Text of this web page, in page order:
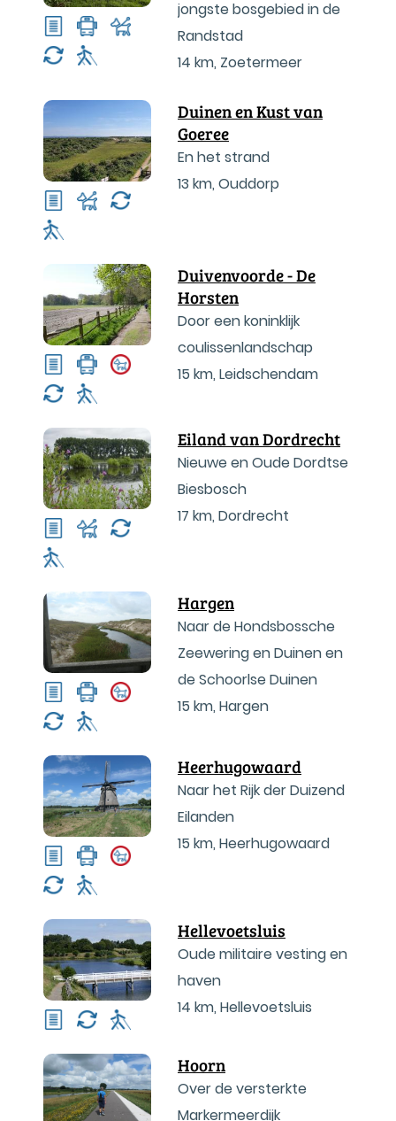
jongste bosgebied in de
Randstad
14 km, Zoetermeer
Duinen en Kust van
Goeree
En het strand
13 km, Ouddorp
Duivenvoorde - De
Horsten
Door een koninklijk
coulissenlandschap
15 km, Leidschendam
Eiland van Dordrecht
Nieuwe en Oude Dordtse
Biesbosch
17 km, Dordrecht
Hargen
Naar de Hondsbossche
Zeewering en Duinen en
de Schoorlse Duinen
15 km, Hargen
Heerhugowaard
Naar het Rijk der Duizend
Eilanden
15 km, Heerhugowaard
Hellevoetsluis
Oude militaire vesting en
haven
14 km, Hellevoetsluis
Hoorn
Over de versterkte
Markermeerdijk